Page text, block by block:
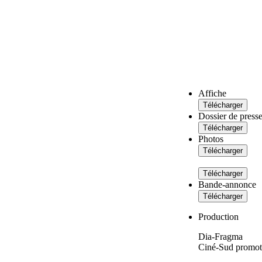
Affiche
Dossier de presse
Photos
Bande-annonce
Production
Dia-Fragma
Ciné-Sud